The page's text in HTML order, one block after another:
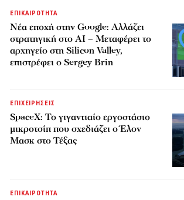
ΕΠΙΚΑΙΡΟΤΗΤΑ
Νέα εποχή στην Google: Αλλάζει
στρατηγική στο AI – Μεταφέρει το
αρχηγείο στη Silicon Valley,
επιστρέφει ο Sergey Brin
ΕΠΙΧΕΙΡΗΣΕΙΣ
SpaceX: Το γιγαντιαίο εργοστάσιο
μικροτσίπ που σχεδιάζει ο Έλον
Μασκ στο Τέξας
ΕΠΙΚΑΙΡΟΤΗΤΑ